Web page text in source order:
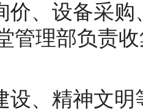
、设备采购
管理部负责
、精神文明